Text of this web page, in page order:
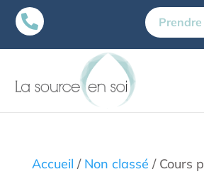

Accueil / Non classé / Cours